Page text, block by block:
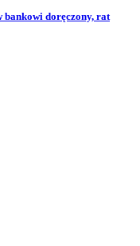
bankowi doręczony, rat